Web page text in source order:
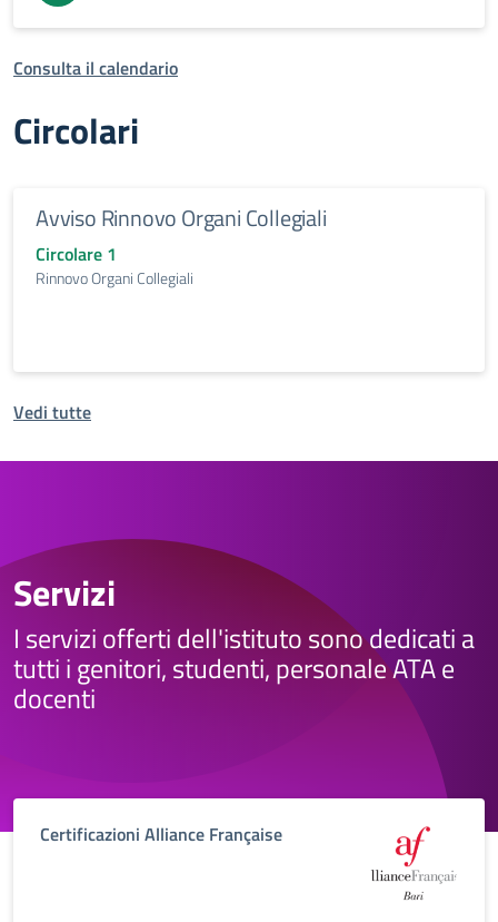
Consulta il calendario
Circolari
Avviso Rinnovo Organi Collegiali
Circolare 1
Rinnovo Organi Collegiali
Vedi tutte
Servizi
I servizi offerti dell'istituto sono dedicati a
tutti i genitori, studenti, personale ATA e
docenti
Certificazioni Alliance Française